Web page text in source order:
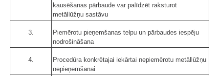
kausēšanas pārbaude var palīdzēt raksturot
metāllūžņu sastāvu
3.
Piemērotu pieņemšanas telpu un pārbaudes iespēju
nodrošināšana
4.
Procedūra konkrētajai iekārtai nepiemērotu metāllūžņu
nepieņemšanai